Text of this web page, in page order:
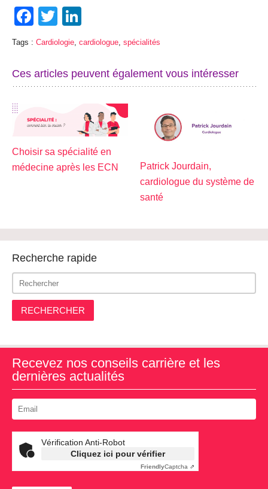
Facebook
Twitter
Tags : Cardiologie cardiologue spécialités
Ces articles peuvent également vous intéresser
Choisir sa spécialité en
médecine après les ECN
Patrick Jourdain,
cardiologue du système de
santé
Recherche rapide
RECHERCHER
Recevez nos conseils carrière et les
dernières actualités
Vérification Anti-Robot
Cliquez ici pour vérifier
FriendlyCaptcha ⇗